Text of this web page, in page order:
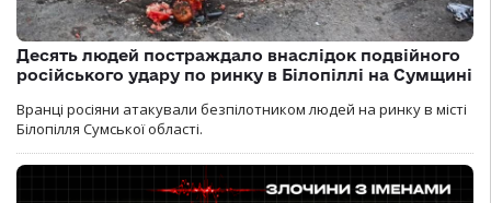
Десять людей постраждало внаслідок подвійного
російського удару по ринку в Білопіллі на Сумщині
Вранці росіяни атакували безпілотником людей на ринку в місті
Білопілля Сумської області.